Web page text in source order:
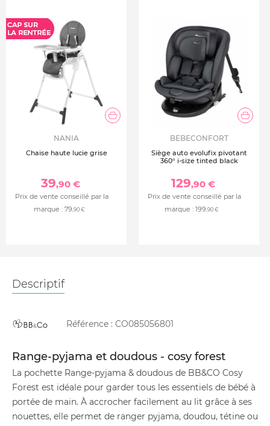
NANIA
Chaise haute lucie grise
39,90 €
Prix de vente conseillé par la
marque : 79,90 €
BEBECONFORT
Siège auto evolufix pivotant
360° i-size tinted black
129,90 €
Prix de vente conseillé par la
marque : 199,90 €
Descriptif
Référence : CO085056801
Range-pyjama et doudous - cosy forest
La pochette Range-pyjama & doudous de BB&CO Cosy
Forest est idéale pour garder tous les essentiels de bébé à
portée de main. À accrocher facilement au lit grâce à ses
nouettes, elle permet de ranger pyjama, doudou, tétine ou